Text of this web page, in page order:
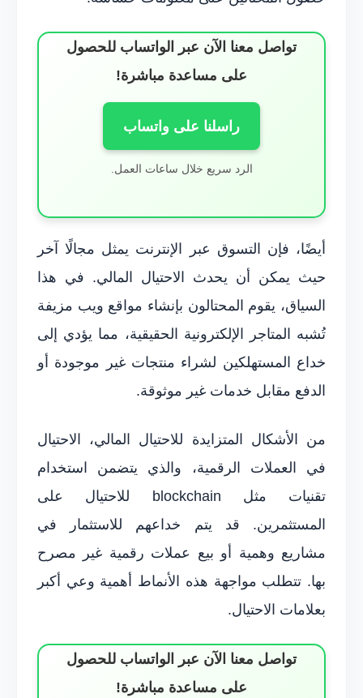
تواصل معنا الآن عبر الواتساب للحصول
على مساعدة مباشرة!
راسلنا على واتساب
الرد سريع خلال ساعات العمل.
أيضًا، فإن التسوق عبر الإنترنت يمثل مجالًا آخر
حيث يمكن أن يحدث الاحتيال المالي. في هذا
السياق، يقوم المحتالون بإنشاء مواقع ويب مزيفة
تُشبه المتاجر الإلكترونية الحقيقية، مما يؤدي إلى
خداع المستهلكين لشراء منتجات غير موجودة أو
الدفع مقابل خدمات غير موثوقة.
من الأشكال المتزايدة للاحتيال المالي، الاحتيال
في العملات الرقمية، والذي يتضمن استخدام
تقنيات مثل blockchain للاحتيال على
المستثمرين. قد يتم خداعهم للاستثمار في
مشاريع وهمية أو بيع عملات رقمية غير مصرح
بها. تتطلب مواجهة هذه الأنماط أهمية وعي أكبر
بعلامات الاحتيال.
تواصل معنا الآن عبر الواتساب للحصول
على مساعدة مباشرة!